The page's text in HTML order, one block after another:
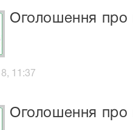
Оголошення про
11:37
Оголошення про